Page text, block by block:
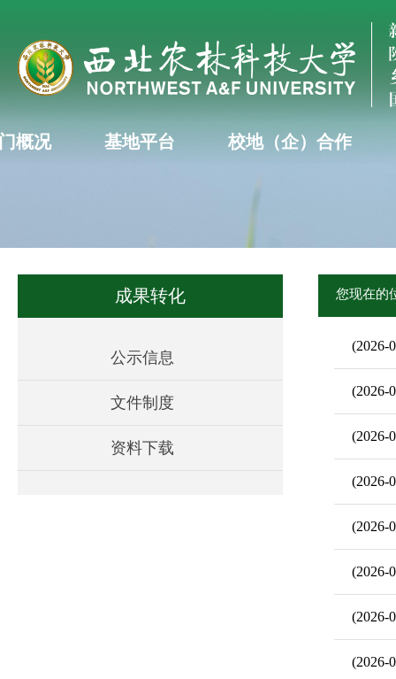
概况 基地平台 校地（企）合作
成果转化
公示信息
文件制度
资料下载
您现在的
(2026-
(2026-
(2026-
(2026-
(2026-
(2026-
(2026-
(2026-